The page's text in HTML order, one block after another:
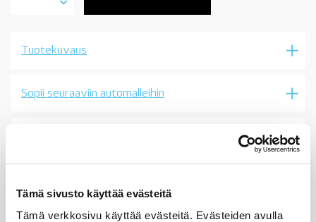
Tämä sivusto käyttää evästeitä
Tämä verkkosivu käyttää evästeitä. Evästeiden avulla
E39
sarjaan
Tuotekuvaus
Sopii seuraaviin automalleihin
Osan vertailunumerot:
6612 6 933 727
66 12 6 933 727
6933727